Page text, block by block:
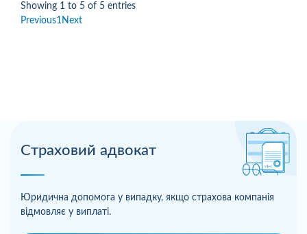
Страховий адвокат
Юридична допомога у випадку, якщо страхова компанія
відмовляє у виплаті.
Showing 1 to 5 of 5 entries
Previous1Next